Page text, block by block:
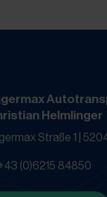
Helmlinger
Straße 1 |
(0)6215 84850